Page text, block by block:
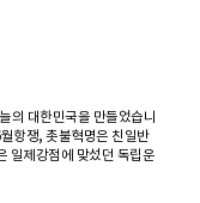
의 대한민국을 만들었습니
항쟁, 촛불혁명은 친일반
일제강점에 맞섰던 독립운